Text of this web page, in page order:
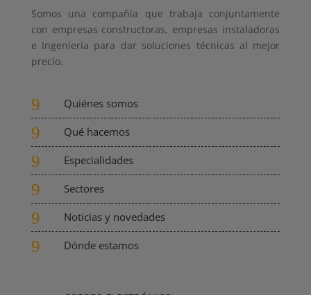
Somos una compañía que trabaja conjuntamente
con empresas constructoras, empresas instaladoras
e Ingeniería para dar soluciones técnicas al mejor
precio.
9 Quiénes somos
9 Qué hacemos
9 Especialidades
9 Sectores
9 Noticias y novedades
9 Dónde estamos